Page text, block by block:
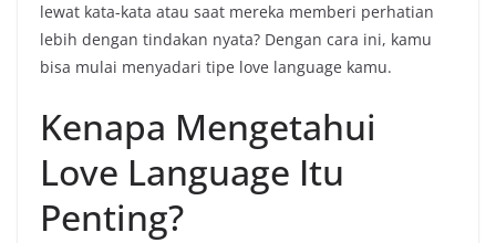
lewat kata-kata atau saat mereka memberi perhatian
lebih dengan tindakan nyata? Dengan cara ini, kamu
bisa mulai menyadari tipe love language kamu.
Kenapa Mengetahui
Love Language Itu
Penting?